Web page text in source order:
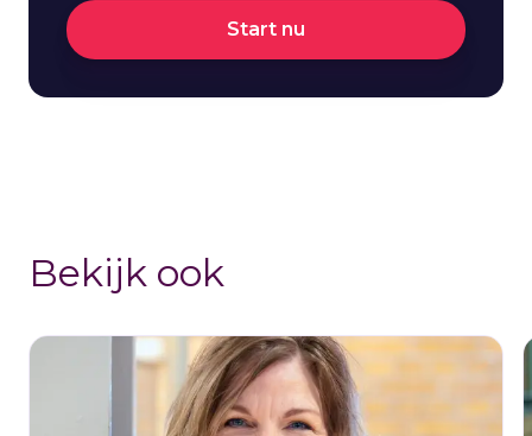
Start nu
Bekijk ook